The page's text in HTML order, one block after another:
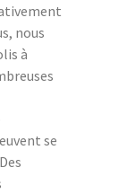
nous
à
se